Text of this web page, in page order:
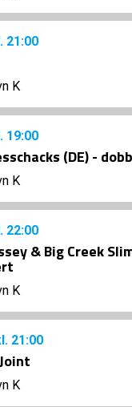
21:00
K
19:00
(DE) -
K
22:00
& Big Creek
K
21:00
K